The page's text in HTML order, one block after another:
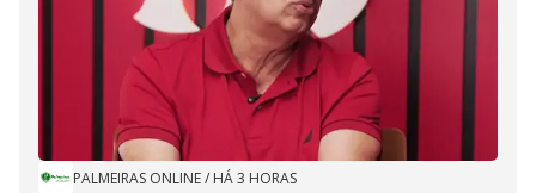
PALMEIRAS ONLINE/ HÁ 3 HORAS